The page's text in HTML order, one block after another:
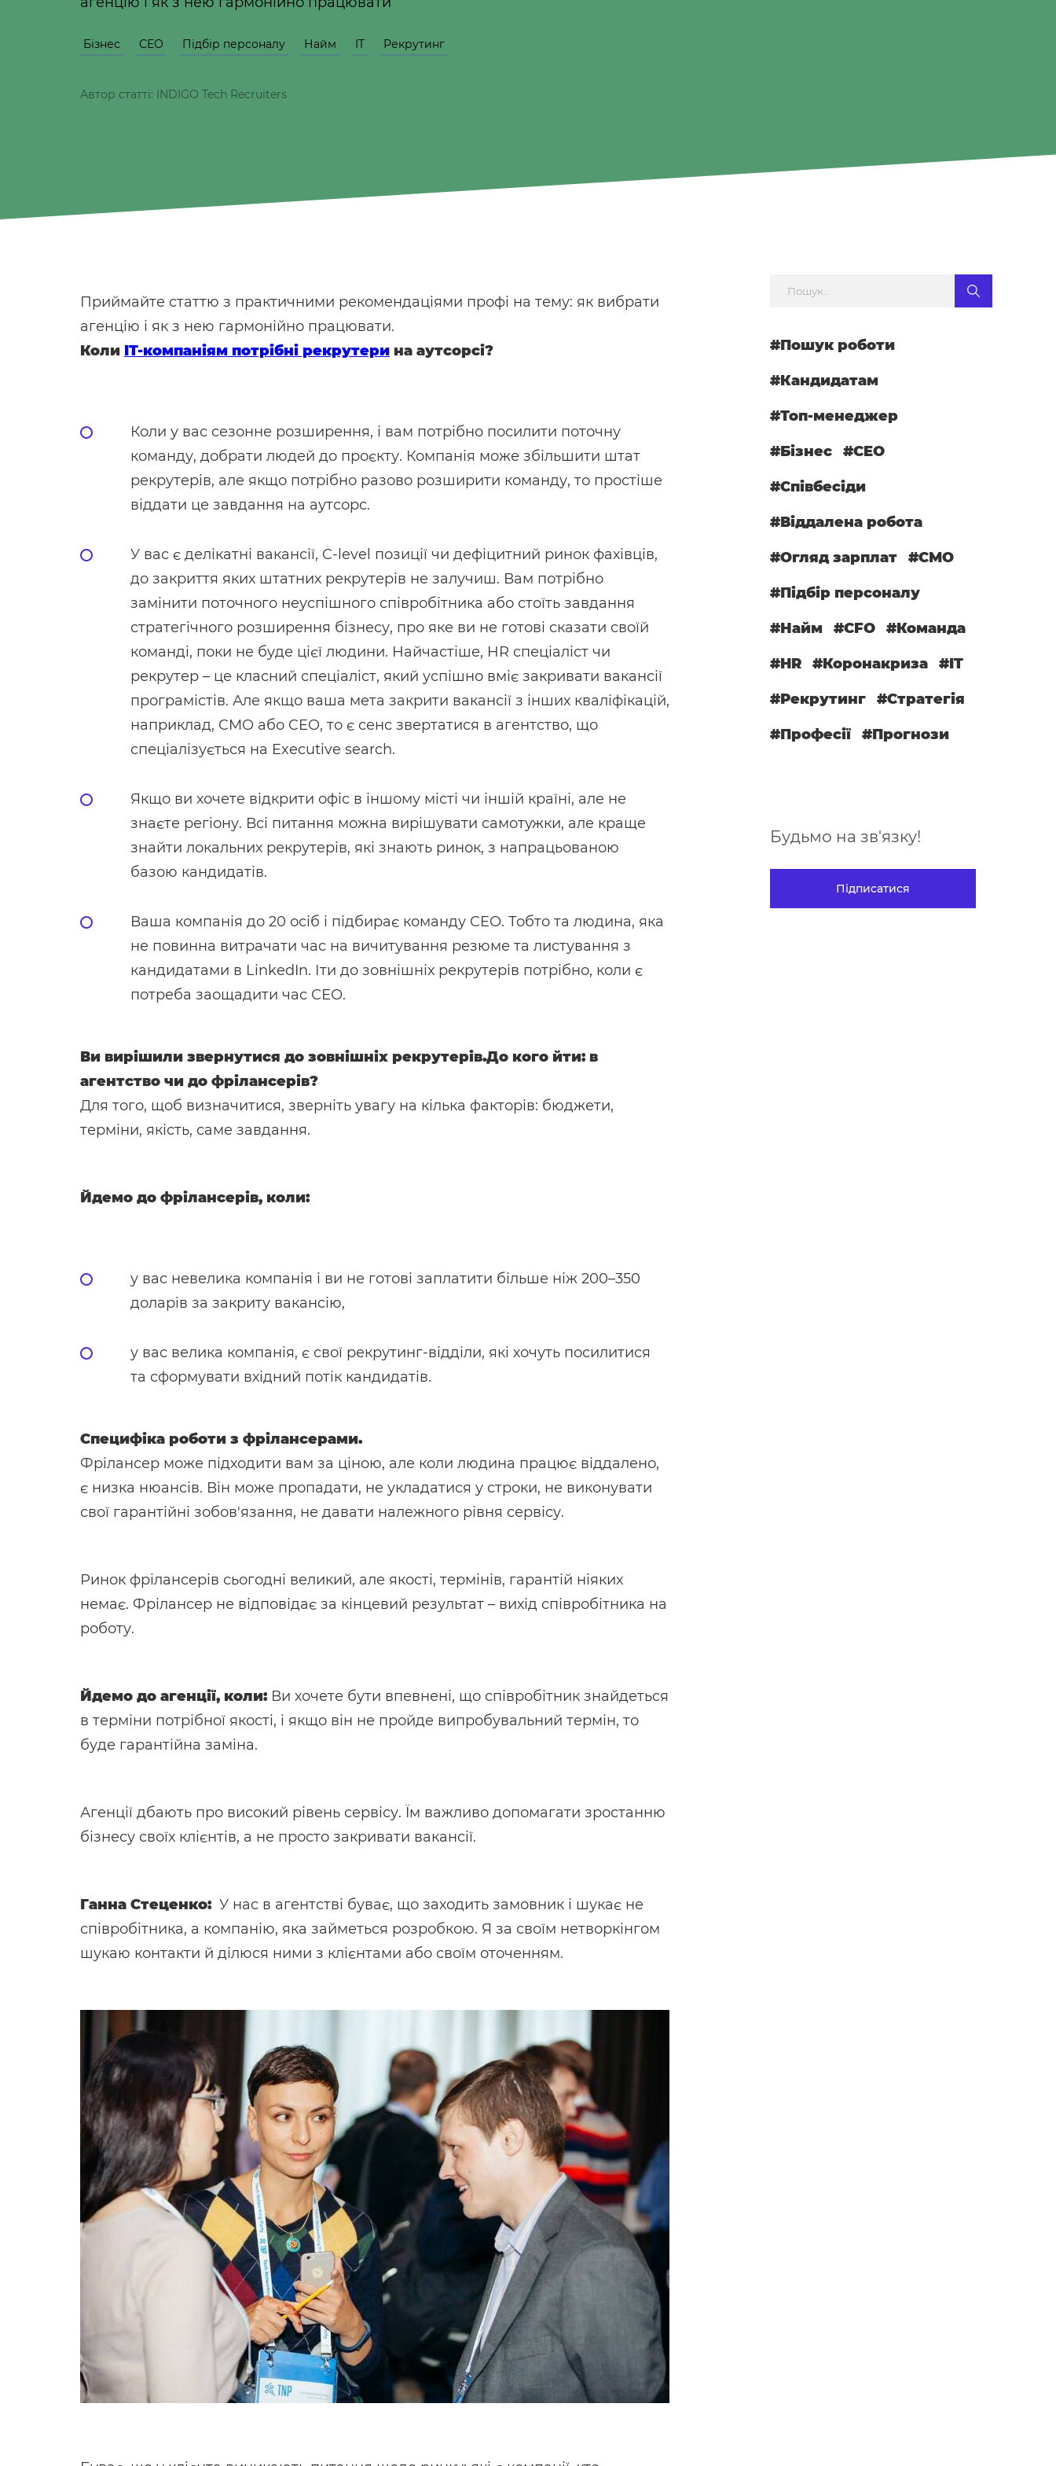
Бізнес CEO Підбір персоналу Найм IT Рекрутинг
Автор статті: INDIGO Tech Recruiters
Приймайте статтю з практичними рекомендаціями профі на тему: як вибрати
агенцію і як з нею гармонійно працювати.
Коли IT-компаніям потрібні рекрутери на аутсорсі?
Коли у вас сезонне розширення, і вам потрібно посилити поточну
команду, добрати людей до проєкту. Компанія може збільшити штат
рекрутерів, але якщо потрібно разово розширити команду, то простіше
віддати це завдання на аутсорс.
У вас є делікатні вакансії, C-level позиції чи дефіцитний ринок фахівців,
до закриття яких штатних рекрутерів не залучиш. Вам потрібно
замінити поточного неуспішного співробітника або стоїть завдання
стратегічного розширення бізнесу, про яке ви не готові сказати своїй
команді, поки не буде цієї людини. Найчастіше, HR спеціаліст чи
рекрутер – це класний спеціаліст, який успішно вміє закривати вакансії
програмістів. Але якщо ваша мета закрити вакансії з інших кваліфікацій,
наприклад, CMO або CEO, то є сенс звертатися в агентство, що
спеціалізується на Executive search.
Якщо ви хочете відкрити офіс в іншому місті чи іншій країні, але не
знаєте регіону. Всі питання можна вирішувати самотужки, але краще
знайти локальних рекрутерів, які знають ринок, з напрацьованою
базою кандидатів.
Ваша компанія до 20 осіб і підбирає команду CEO. Тобто та людина, яка
не повинна витрачати час на вичитування резюме та листування з
кандидатами в LinkedIn. Іти до зовнішніх рекрутерів потрібно, коли є
потреба заощадити час СЕО.
Ви вирішили звернутися до зовнішніх рекрутерів.До кого йти: в
агентство чи до фрілансерів?
Для того, щоб визначитися, зверніть увагу на кілька факторів: бюджети,
терміни, якість, саме завдання.
Йдемо до фрілансерів, коли:
у вас невелика компанія і ви не готові заплатити більше ніж 200–350
доларів за закриту вакансію,
у вас велика компанія, є свої рекрутинг-відділи, які хочуть посилитися
та сформувати вхідний потік кандидатів.
Специфіка роботи з фрілансерами.
Фрілансер може підходити вам за ціною, але коли людина працює віддалено,
є низка нюансів. Він може пропадати, не укладатися у строки, не виконувати
свої гарантійні зобов'язання, не давати належного рівня сервісу.
Ринок фрілансерів сьогодні великий, але якості, термінів, гарантій ніяких
немає. Фрілансер не відповідає за кінцевий результат – вихід співробітника на
роботу.
Йдемо до агенції, коли: Ви хочете бути впевнені, що співробітник знайдеться
в терміни потрібної якості, і якщо він не пройде випробувальний термін, то
буде гарантійна заміна.
Агенції дбають про високий рівень сервісу. Їм важливо допомагати зростанню
бізнесу своїх клієнтів, а не просто закривати вакансії.
Ганна Стеценко: У нас в агентстві буває, що заходить замовник і шукає не
співробітника, а компанію, яка займеться розробкою. Я за своїм нетворкінгом
шукаю контакти й ділюся ними з клієнтами або своїм оточенням.
#Пошук роботи
#Кандидатам
#Топ-менеджер
#Бізнес #CEO
#Співбесіди
#Віддалена робота
#Огляд зарплат #СМО
#Підбір персоналу
#Найм #CFO #Команда
#HR #Коронакриза #IT
#Рекрутинг #Стратегія
#Професії #Прогнози
Будьмо на зв'язку!
Підписатися